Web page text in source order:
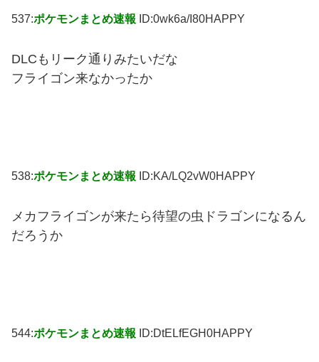
537:ポケモンまとめ速報 ID:0wk6a/I80HAPPY
DLCもリーク通りみたいだな
フライゴン来なかったか
538:ポケモンまとめ速報 ID:KA/LQ2vW0HAPPY
メカフライゴンが来たら待望の虫ドラゴンになるん
だろうか
544:ポケモンまとめ速報 ID:DtELfEGH0HAPPY